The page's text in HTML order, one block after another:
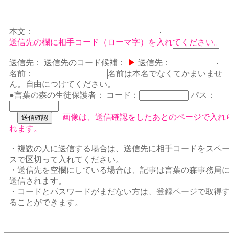
本文：
送信先の欄に相手コード（ローマ字）を入れてください。
送信先： 送信先のコード候補： ▶ 送信先：
名前：
名前は本名でなくてかまいませ
ん。自由につけてください。
●言葉の森の生徒保護者：
コード： パス：
画像は、送信確認をしたあとのページで入れ
れます。
・複数の人に送信する場合は、送信先に相手コードをスペ
スで区切って入れてください。
・送信先を空欄にしている場合は、記事は言葉の森事務局
送信されます。
・コードとパスワードがまだない方は、 登録ページで取得
ることができます。